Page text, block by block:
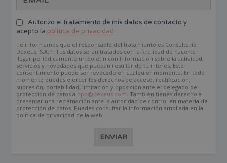
Autorizo el tratamiento de mis datos de contacto y
acepto la política de privacidad.
Te informamos que el responsable del tratamiento es Consultorio
Dexeus, S.A.P. Tus datos serán tratados con la finalidad de hacerte
llegar periódicamente un boletín con información sobre la actividad,
servicios y novedades que puedan resultar de tu interés. Este
consentimiento puede ser revocado en cualquier momento. En todo
momento puedes ejercer los derechos de acceso, rectificación,
supresión, portabilidad, limitación y oposición ante el delegado de
protección de datos a dpd@dexeus.com . También tienes derecho a
presentar una reclamación ante la autoridad de control en materia de
protección de datos. Puedes consultar la información ampliada en la
política de privacidad de la web.
ENVIAR